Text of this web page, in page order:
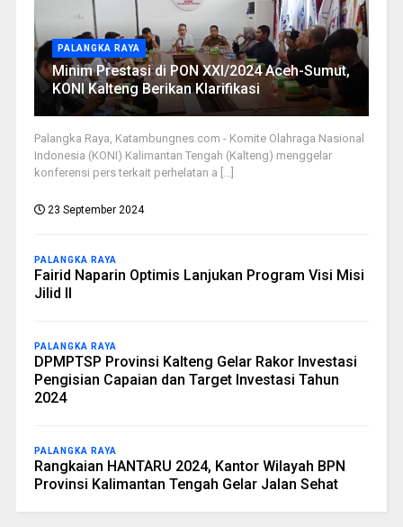
PALANGKA RAYA
Minim Prestasi di PON XXI/2024 Aceh-Sumut,
KONI Kalteng Berikan Klarifikasi
Palangka Raya, Katambungnes.com - Komite Olahraga Nasional
Indonesia (KONI) Kalimantan Tengah (Kalteng) menggelar
konferensi pers terkait perhelatan a [...]
23 September 2024
PALANGKA RAYA
Fairid Naparin Optimis Lanjukan Program Visi Misi
Jilid II
PALANGKA RAYA
DPMPTSP Provinsi Kalteng Gelar Rakor Investasi
Pengisian Capaian dan Target Investasi Tahun
2024
PALANGKA RAYA
Rangkaian HANTARU 2024, Kantor Wilayah BPN
Provinsi Kalimantan Tengah Gelar Jalan Sehat